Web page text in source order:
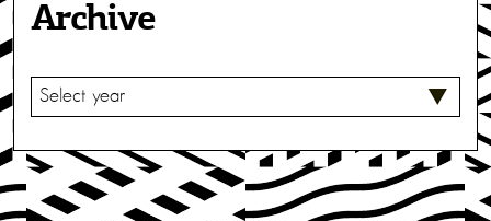
Archive
V
I
T
S